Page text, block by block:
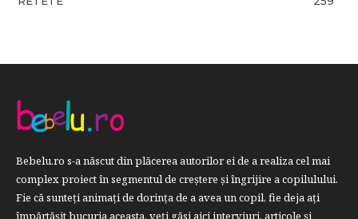
Bebelu.ro s-a născut din plăcerea autorilor ei de a realiza cel mai
complex proiect în segmentul de creştere şi îngrijire a copilulului.
Fie că sunteţi animaţi de dorinţa de a avea un copil, fie deja aţi
împărtăşit bucuria aceasta, veți găsi aici interviuri, articole şi